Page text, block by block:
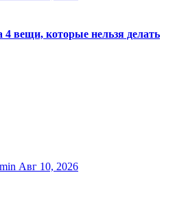
4 вещи, которые нельзя делать
Авг 10, 2026